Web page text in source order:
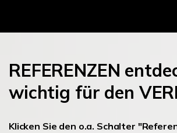
REFERENZEN
wichtig für den
Klicken Sie den o.a. Schalter